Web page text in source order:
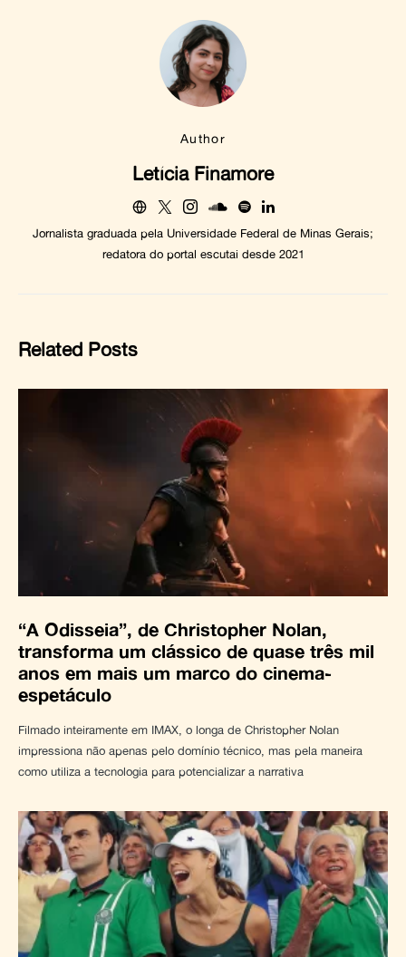
Author
Letícia Finamore
Jornalista graduada pela Universidade Federal de Minas Gerais;
redatora do portal escutai desde 2021
Related Posts
“A Odisseia”, de Christopher Nolan,
transforma um clássico de quase três mil
anos em mais um marco do cinema-
espetáculo
Filmado inteiramente em IMAX, o longa de Christopher Nolan
impressiona não apenas pelo domínio técnico, mas pela maneira
como utiliza a tecnologia para potencializar a narrativa